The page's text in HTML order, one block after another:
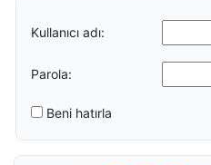
Kullanıcı adı:
Parola:
Beni hatırla